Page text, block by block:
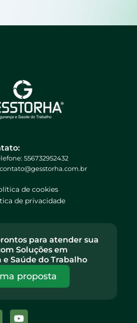
556732952432
de cookies
de privacidade
para atender sua
Soluções em
e Saúde do Trabalho
proposta
Youtube